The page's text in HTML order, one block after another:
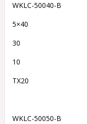
WKLC-50040-B
5×40
30
10
TX20
WKLC-50050-B